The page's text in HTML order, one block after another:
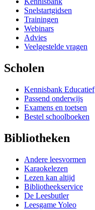
Snelstartgidsen
Trainingen
Webinars
Advies
Veelgestelde vragen
Scholen
Kennisbank Educatief
Passend onderwijs
Examens en toetsen
Bestel schoolboeken
Bibliotheken
Andere leesvormen
Karaokelezen
Lezen kan altijd
Bibliotheekservice
De Leesbutler
Leesgame Yoleo